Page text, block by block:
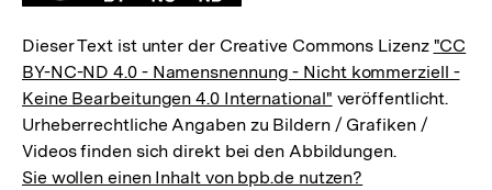
Dieser Text ist unter der Creative Commons Lizenz "CC
BY-NC-ND 4.0 - Namensnennung - Nicht kommerziell -
Keine Bearbeitungen 4.0 International" veröffentlicht.
Urheberrechtliche Angaben zu Bildern / Grafiken /
Videos finden sich direkt bei den Abbildungen.
Sie wollen einen Inhalt von bpb.de nutzen?